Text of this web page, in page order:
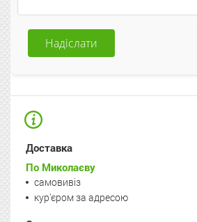
Надіслати
Доставка
По Миколаєву
самовивіз
кур'єром за адресою